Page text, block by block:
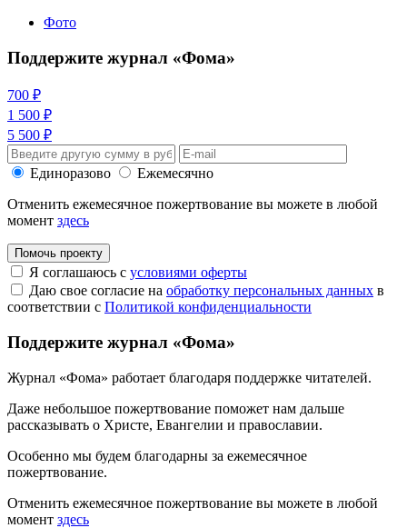
Фото
Поддержите журнал «Фома»
700 ₽
1 500 ₽
5 500 ₽
Единоразово
Ежемесячно
Отменить ежемесячное пожертвование вы можете в любой
момент здесь
Помочь проекту
Я соглашаюсь с условиями оферты
Даю свое согласие на обработку персональных данных в
соответствии с Политикой конфиденциальности
Поддержите журнал «Фома»
Журнал «Фома» работает благодаря поддержке читателей.
Даже небольшое пожертвование поможет нам дальше
рассказывать о Христе, Евангелии и православии.
Особенно мы будем благодарны за ежемесячное
пожертвование.
Отменить ежемесячное пожертвование вы можете в любой
момент здесь